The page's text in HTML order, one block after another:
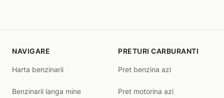
NAVIGARE
Harta benzinarii
Benzinarii langa mine
PRETURI CARBURANTI
Pret benzina azi
Pret motorina azi